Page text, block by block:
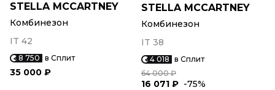
STELLA MCCARTNEY
Комбинезон
IT 42
8 750 в Сплит
35 000 ₽
STELLA MCCARTNEY
Комбинезон
IT 38
4 018 в Сплит
64 000 ₽
16 071 ₽ -75%